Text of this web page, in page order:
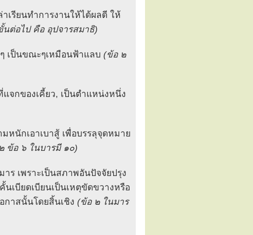
รียนทำการงานให้ได้ผลดี ให้
นต่อไป คือ อุปจารสมาธิ)
เป็นขณะๆเหมือนฟ้าแลบ (ข้อ ๒
จกของเคี้ยว, เป็นตำแหน่งหนึ่ง
นักเอาเบาสู้ เพื่อบรรลุจุดหมาย
ข้อ ๖ ในบารมี ๑๐)
เพราะเป็นสภาพอันปัจจัยปรุง
เบียดเบียนเป็นเหตุขัดขวางหรือ
กาสนั้นโดยสิ้นเชิง (ข้อ ๒ ในมาร